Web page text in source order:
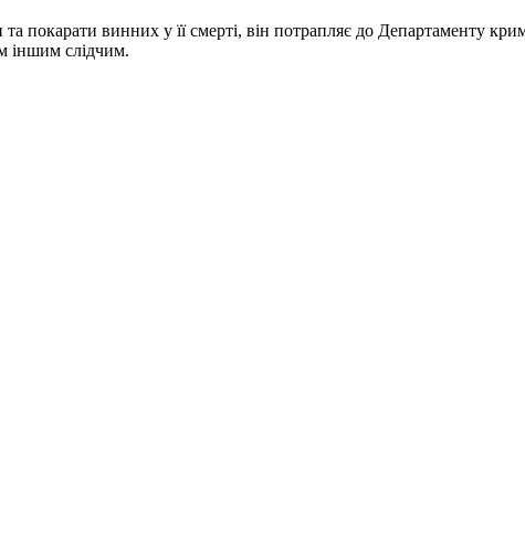
покарати винних у її смерті, він потрапляє до Департаменту
іншим слідчим.